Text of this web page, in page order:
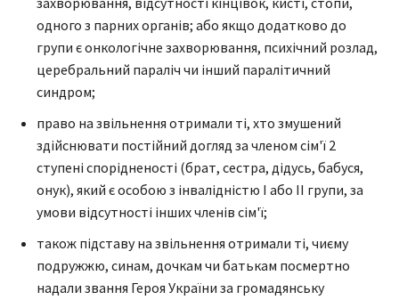
одного з парних органів; або якщо додатково до
групи є онкологічне захворювання, психічний розлад,
церебральний параліч чи інший паралітичний
синдром;
право на звільнення отримали ті, хто змушений
здійснювати постійний догляд за членом сім'ї 2
ступені спорідненості (брат, сестра, дідусь, бабуся,
онук), який є особою з інвалідністю I або II групи, за
умови відсутності інших членів сім'ї;
також підставу на звільнення отримали ті, чиєму
подружжю, синам, дочкам чи батькам посмертно
надали звання Героя України за громадянську